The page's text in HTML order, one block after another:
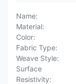
Name:
Material:
Color:
Fabric Type:
Weave Style:
Surface
Resistivity: